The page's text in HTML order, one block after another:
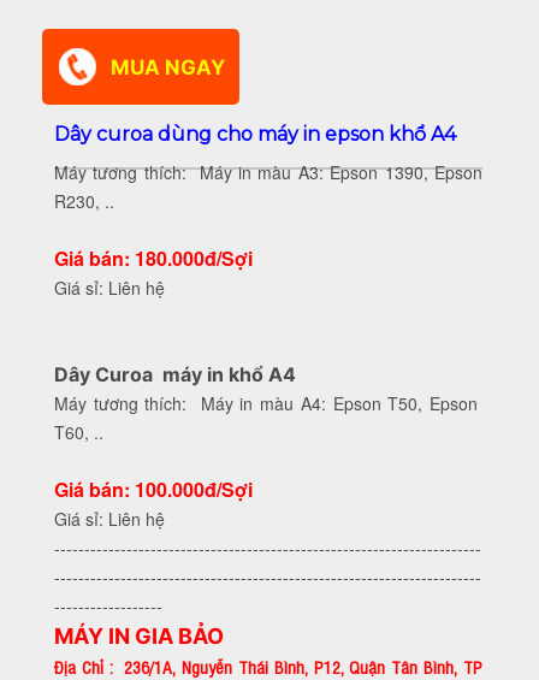
Dây curoa dùng cho máy in epson khổ A4
Máy tương thích: Máy in màu A3: Epson 1390, Epson
R230, ..
Giá bán: 180.000đ/Sợi
Giá sỉ: Liên hệ
Dây Curoa máy in khổ A4
Máy tương thích: Máy in màu A4: Epson T50, Epson
T60, ..
Giá bán: 100.000đ/Sợi
Giá sỉ: Liên hệ
-----------------------------------------------------------------------
-----------------------------------------------------------------------
------------------
MÁY IN GIA BẢO
Địa Chỉ : 236/1A, Nguyễn Thái Bình, P12, Quận Tân Bình, TP